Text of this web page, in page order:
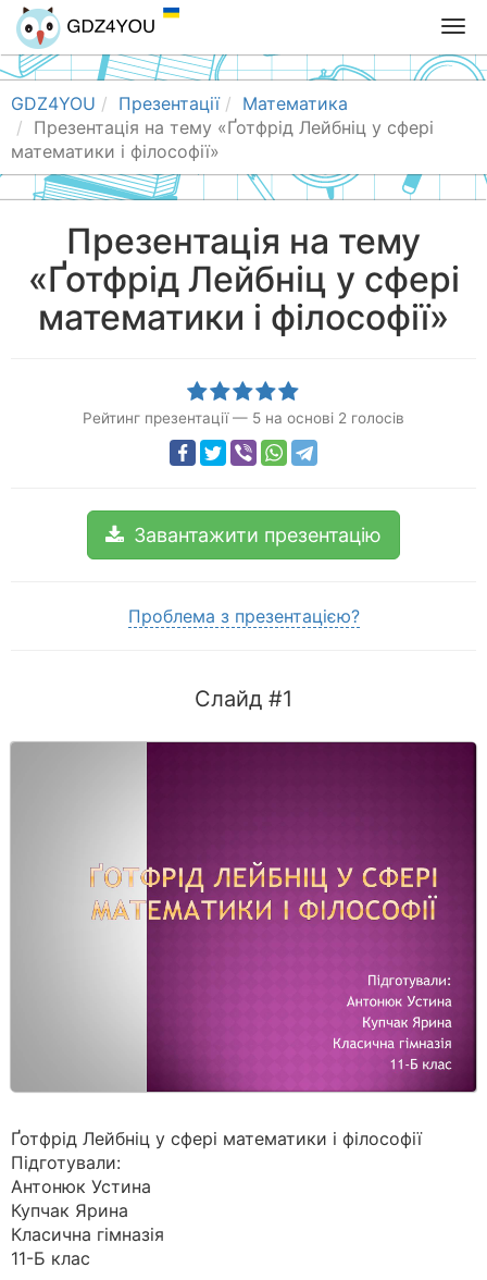
T
o
g
n
a
g
a
GDZ4YOU Презентації
Математика
Презентація на тему «Ґотфрід Лейбніц у сфері
математики і філософії»
Презентація на тему
«Ґотфрід Лейбніц у сфері
математики і філософії»
Рейтинг презентації — 5 на основі 2 голосів
Завантажити презентацію
Проблема з презентацією?
Слайд #1
Ґотфрід Лейбніц у сфері математики і філософії
Підготували:
Антонюк Устина
Купчак Ярина
Класична гімназія
11-Б клас